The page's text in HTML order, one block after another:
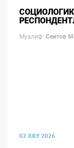
Муалиф: Сеитов
02 JULY 2026